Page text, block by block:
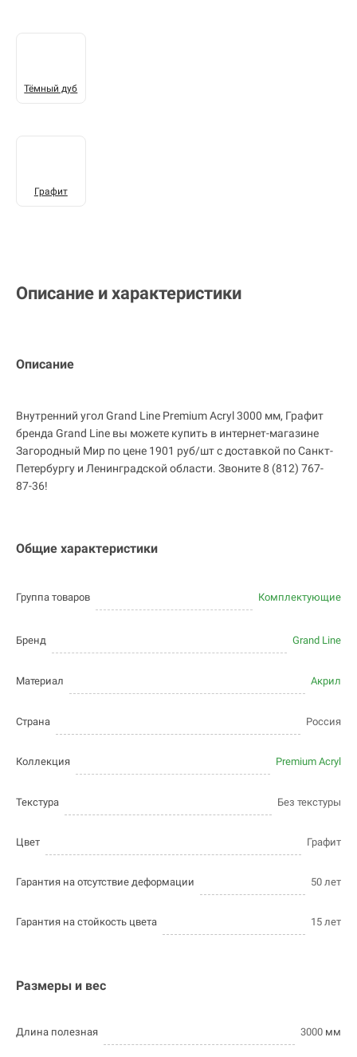
Тёмный дуб
Графит
Описание и характеристики
Описание
Внутренний угол Grand Line Premium Acryl 3000 мм, Графит
бренда Grand Line вы можете купить в интернет-магазине
Загородный Мир по цене 1901 руб/шт с доставкой по Санкт-
Петербургу и Ленинградской области. Звоните 8 (812) 767-
87-36!
Общие характеристики
Группа товаров Комплектующие
Бренд Grand Line
Материал Акрил
Страна Россия
Коллекция Premium Acryl
Текстура Без текстуры
Цвет Графит
Гарантия на отсутствие деформации 50 лет
Гарантия на стойкость цвета 15 лет
Размеры и вес
Длина полезная 3000 мм